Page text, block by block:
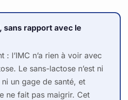
sans rapport avec le
: l’IMC n’a rien à voir avec
Le sans-lactose n’est ni
un gage de santé, et
ne fait pas maigrir. Cet